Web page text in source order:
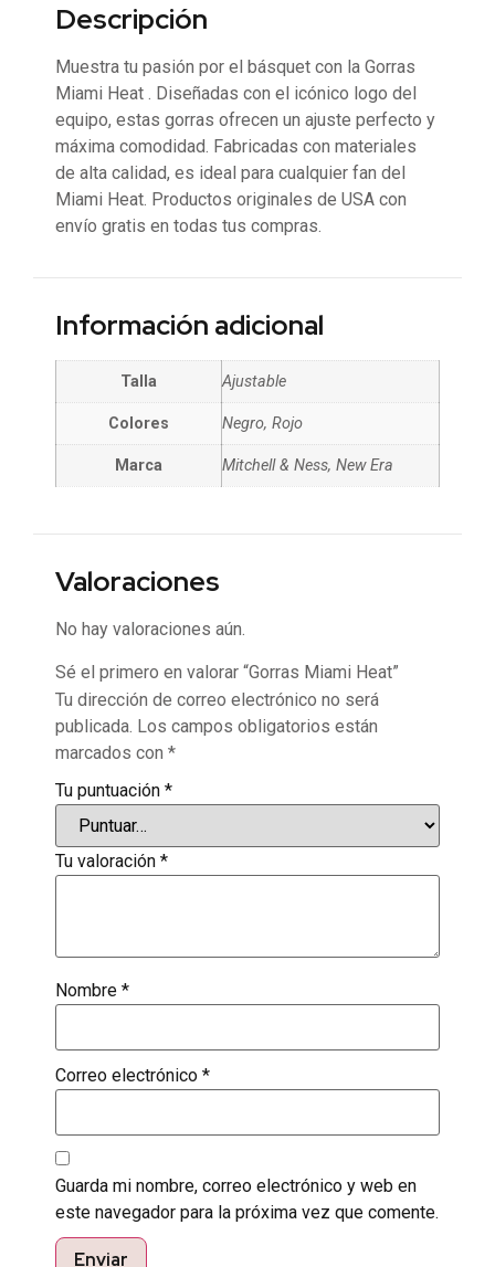
Descripción
Muestra tu pasión por el básquet con la Gorras
Miami Heat . Diseñadas con el icónico logo del
equipo, estas gorras ofrecen un ajuste perfecto y
máxima comodidad. Fabricadas con materiales
de alta calidad, es ideal para cualquier fan del
Miami Heat. Productos originales de USA con
envío gratis en todas tus compras.
Información adicional
Talla Ajustable
Colores Negro, Rojo
Marca Mitchell & Ness, New Era
Valoraciones
No hay valoraciones aún.
Sé el primero en valorar “Gorras Miami Heat”
Tu dirección de correo electrónico no será
publicada. Los campos obligatorios están
marcados con *
Tu puntuación *
Tu valoración *
Nombre *
Correo electrónico *
Guarda mi nombre, correo electrónico y web en
este navegador para la próxima vez que comente.